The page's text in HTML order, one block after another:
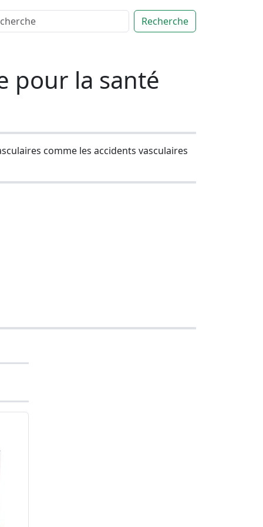
Recherche
pour la santé
comme les accidents vasculaires